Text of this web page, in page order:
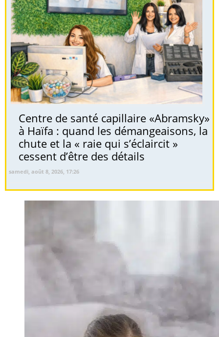
Centre de santé capillaire «Abramsky»
à Haïfa : quand les démangeaisons, la
chute et la « raie qui s’éclaircit »
cessent d’être des détails
samedi, août 8, 2026, 17:26